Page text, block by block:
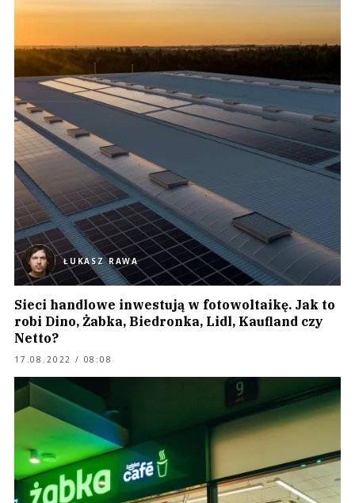
ŁUKASZ RAWA
Sieci handlowe inwestują w fotowoltaikę. Jak to
robi Dino, Żabka, Biedronka, Lidl, Kaufland czy
Netto?
17.08.2022 / 08:08